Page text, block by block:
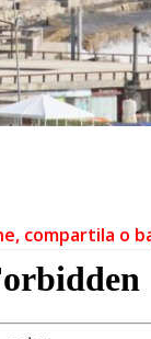
compartila o